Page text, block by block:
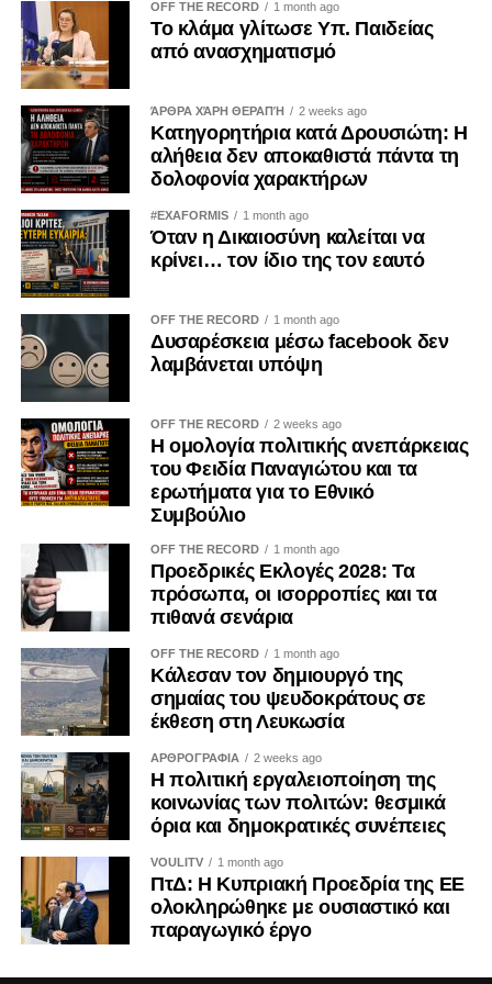
OFF THE RECORD 1 month ago
Το κλάμα γλίτωσε Υπ. Παιδείας
από ανασχηματισμό
ΆΡΘΡΑ ΧΆΡΗ ΘΕΡΑΠΉ 2 weeks ago
Κατηγορητήρια κατά Δρουσιώτη: Η
αλήθεια δεν αποκαθιστά πάντα τη
δολοφονία χαρακτήρων
#EXAFORMIS 1 month ago
Όταν η Δικαιοσύνη καλείται να
κρίνει… τον ίδιο της τον εαυτό
OFF THE RECORD 1 month ago
Δυσαρέσκεια μέσω facebook δεν
λαμβάνεται υπόψη
OFF THE RECORD 2 weeks ago
Η ομολογία πολιτικής ανεπάρκειας
του Φειδία Παναγιώτου και τα
ερωτήματα για το Εθνικό
Συμβούλιο
OFF THE RECORD 1 month ago
Προεδρικές Εκλογές 2028: Τα
πρόσωπα, οι ισορροπίες και τα
πιθανά σενάρια
OFF THE RECORD 1 month ago
Κάλεσαν τον δημιουργό της
σημαίας του ψευδοκράτους σε
έκθεση στη Λευκωσία
ΑΡΘΡΟΓΡΑΦΙΑ 2 weeks ago
Η πολιτική εργαλειοποίηση της
κοινωνίας των πολιτών: θεσμικά
όρια και δημοκρατικές συνέπειες
VOULITV 1 month ago
ΠτΔ: Η Κυπριακή Προεδρία της ΕΕ
ολοκληρώθηκε με ουσιαστικό και
παραγωγικό έργο